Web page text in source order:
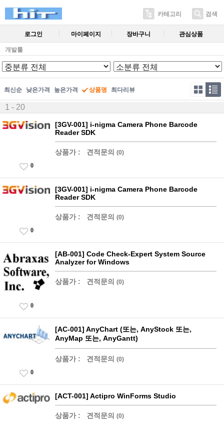
카테고리 검색
로그인 마이페이지 장바구니 관심상품
개발툴
최신순 낮은가격 높은가격 상품명 최다리뷰
1 - 20
[3GV-001] i-nigma Camera Phone Barcode
Reader SDK
상품가 : 견적문의 (0)
0
[3GV-001] i-nigma Camera Phone Barcode
Reader SDK
상품가 : 견적문의 (0)
0
[AB-001] Code Check-Expert System Source
Analyzer for Windows
상품가 : 견적문의 (0)
0
[AC-001] AnyChart (또는, AnyStock 또는,
AnyMap 또는, AnyGantt)
상품가 : 견적문의 (0)
0
[ACT-001] Actipro WinForms Studio
상품가 : 견적문의 (0)